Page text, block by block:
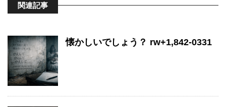
関連記事
懐かしいでしょう？ rw+1,842-0331